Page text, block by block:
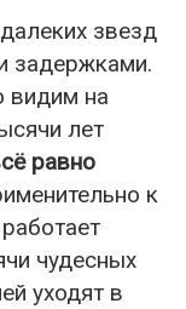
звезд
задержками.
видим на
лет
равно
к
чудесных
уходят в